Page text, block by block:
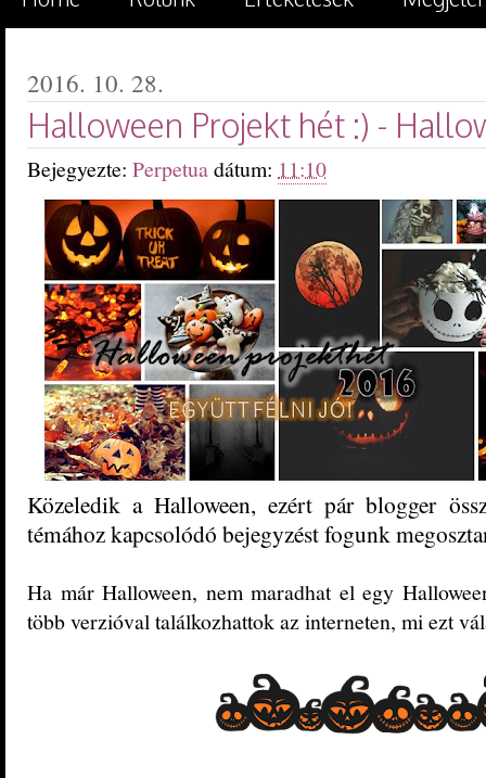
2016. 10. 28.
Halloween Projekt hét :) -
Bejegyezte: Perpetuadátum: 11:10
Közeledik a Halloween, ezért pár blogger
témához kapcsolódó bejegyzést fogunk
Ha már Halloween, nem maradhat el egy
több verzióval találkozhattok az interneten, mi ezt